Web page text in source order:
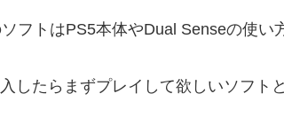
フトはPS5本体やDual Senseの使い
したらまずプレイして欲しいソフト